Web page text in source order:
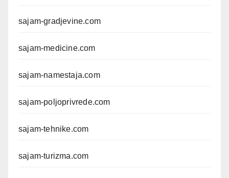
sajam-gradjevine.com
sajam-medicine.com
sajam-namestaja.com
sajam-poljoprivrede.com
sajam-tehnike.com
sajam-turizma.com